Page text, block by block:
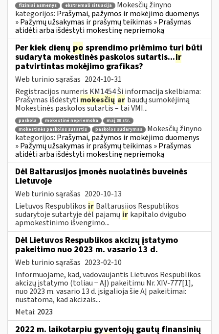
fiziniai asmenys
ekstremali situacija
Mokesčių žinyno
kategorijos: Prašymai, pažymos ir mokėjimo duomenys
» Pažymų užsakymas ir prašymų teikimas » Prašymas
atidėti arba išdėstyti mokestinę nepriemoką
Per kiek dienų po sprendimo priėmimo turi būti
sudaryta mokestinės paskolos sutartis...ir
patvirtintas mokėjimo grafikas?
Web turinio sąrašas 2024-10-31
Registracijos numeris KM1454 Ši informacija skelbiama:
Prašymas išdėstyti mokesčių ar baudų sumokėjimą
Mokestinės paskolos sutartis – tai VMI...
paskola mokestinė nepriemoka
maį 88 str.
mokestinės paskolos sutartis
paskolos sudarymas
Mokesčių žinyno
kategorijos: Prašymai, pažymos ir mokėjimo duomenys
» Pažymų užsakymas ir prašymų teikimas » Prašymas
atidėti arba išdėstyti mokestinę nepriemoką
Dėl Baltarusijos įmonės nuolatinės buveinės
Lietuvoje
Web turinio sąrašas 2020-10-13
Lietuvos Respublikos ir Baltarusijos Respublikos
sudarytoje sutartyje dėl pajamų ir kapitalo dvigubo
apmokestinimo išvengimo...
Dėl Lietuvos Respublikos akcizų įstatymo
pakeitimo nuo 2023 m. vasario 13 d.
Web turinio sąrašas 2023-02-10
Informuojame, kad, vadovaujantis Lietuvos Respublikos
akcizų įstatymo (toliau − AĮ) pakeitimu Nr. XIV-777[1],
nuo 2023 m. vasario 13 d. įsigalioja šie AĮ pakeitimai:
nustatoma, kad akcizais...
Metai: 2023
2022 m. laikotarpiu gyventojų gautų finansinių